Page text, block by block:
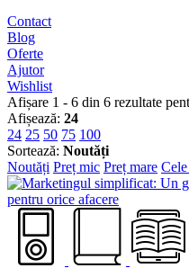
Contact
Blog
Oferte
Ajutor
Wishlist
Afișare 1 - 6 din 6 rezultate
Afișează: 24
24 25 50 75 100
Sortează: Noutăți
Noutăți Preț mic Preț mare